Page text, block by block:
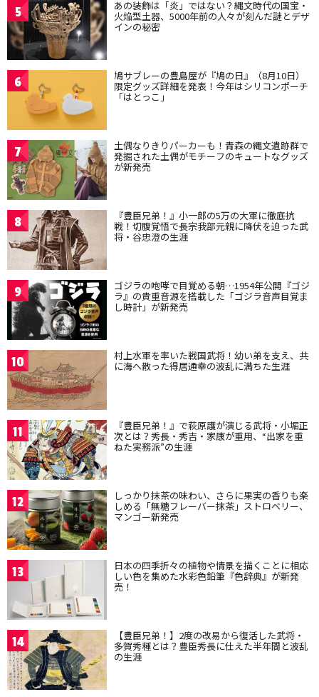
5 あの装飾は「炎」ではない？縄文時代の国宝・
火焔型土器、5000年前の人々が刻んだ謎とデザ
インの秘密
6 鳩サブレーの豊島屋が『鳩の日』（8月10日）
限定グッズ詳細を発表！今年はシリコンポーチ
「はとっこ」
7 土偶なりきりパーカーも！青森の縄文遺跡群で
発掘された土偶がモチーフのキュートなグッズ
が新発売
8 『豊臣兄弟！』小一郎の5万の大軍に徹底抗
戦！切腹覚悟で長宗我部元親に降伏を迫った武
将・谷忠澄の生涯
9 ゴジラの咆哮で目覚める朝…1954年公開『ゴジ
ラ』の貴重音源を搭載した「ゴジラ音声目覚ま
し時計」が新発売
10 村上水軍を率いた戦国武将！幼い弟を支え、共
に海へ散った得居通幸の波乱に満ちた生涯
11 『豊臣兄弟！』で萩原護が演じる武将・小堀正
次とは？秀長・秀吉・家康が重用、“出家を重
ねた実務派”の生涯
12 しっかり抹茶の味わい、さらに果実の香りも楽
しめる「無糖フレーバー抹茶」ストロベリー、
マンゴー新発売
13 日本の四季折々の植物や情景を描くことに相応
しい色を集めた水彩色鉛筆『色辞典』が新発
売！
14 【豊臣兄弟！】2度の改易から復活した武将・
多賀秀種とは？豊臣秀長に仕えた半年間と波乱
の生涯